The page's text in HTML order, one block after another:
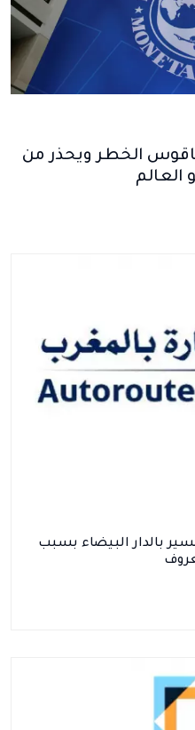
الخطر ويحذر من
العالم
بالدار البيضاء بسبب